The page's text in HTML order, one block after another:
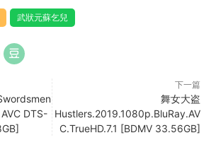
武狀元蘇乞兒
DTS-
下一篇
舞女大盗
Hustlers.2019.1080p.BluRay.AV
C.TrueHD.7.1 [BDMV 33.56GB]